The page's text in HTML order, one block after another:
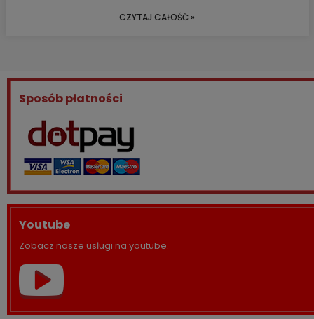
CZYTAJ CAŁOŚĆ »
Sposób płatności
Youtube
Zobacz nasze usługi na youtube.